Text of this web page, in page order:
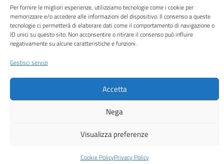
Per fornire le migliori esperienze, utilizziamo tecnologie come i cookie per
memorizzare e/o accedere alle informazioni del dispositivo. Il consenso a queste
tecnologie ci permetterà di elaborare dati come il comportamento di navigazione o
ID unici su questo sito. Non acconsentire o ritirare il consenso può influire
negativamente su alcune caratteristiche e funzioni.
Gestisci servizi
Accetta
Nega
Visualizza preferenze
Cookie PolicyPrivacy Policy
FacebookYoutube
Attuazione Misure PNRR
Piano di miglioramento del sito